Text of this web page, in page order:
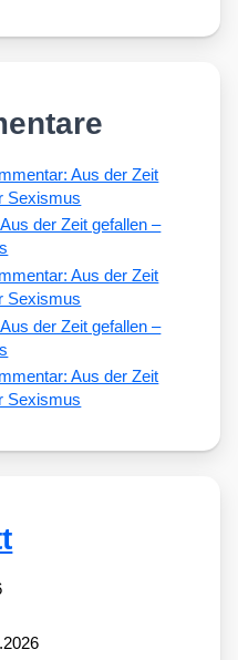
Aus der Zeit
Sexismus
der Zeit gefallen –
Aus der Zeit
Sexismus
der Zeit gefallen –
Aus der Zeit
Sexismus